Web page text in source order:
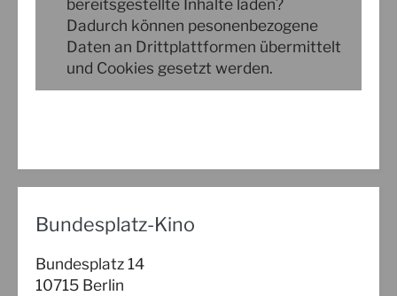
Bundesplatz-Kino
Bundesplatz 14
10715 Berlin